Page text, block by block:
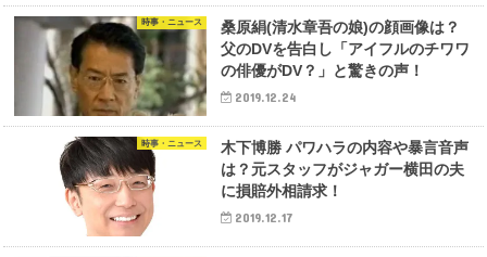
時事・ニュース
桑原絹(清水章吾の娘)の顔画像は？
父のDVを告白し「アイフルのチワワ
の俳優がDV？」と驚きの声！
2019.12.24
時事・ニュース
木下博勝 パワハラの内容や暴言音声
は？元スタッフがジャガー横田の夫
に損賠外相請求！
2019.12.17